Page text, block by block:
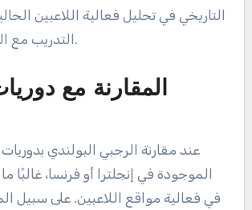
التاريخي في تحليل فعالية اللاعبين
التدريب مع المعايير الحديثة.
المقارنة مع
عند مقارنة الرجبي البولندي
الموجودة في إنجلترا أو فرنسا، غالبًا
في فعالية مواقع اللاعبين. على سبيل